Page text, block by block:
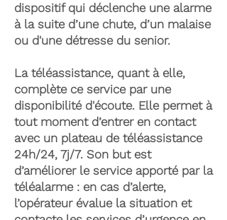
dispositif qui déclenche une alarme
à la suite d’une chute, d’un malaise
ou d'une détresse du senior.
La téléassistance, quant à elle,
complète ce service par une
disponibilité d'écoute. Elle permet à
tout moment d’entrer en contact
avec un plateau de téléassistance
24h/24, 7j/7. Son but est
d’améliorer le service apporté par la
téléalarme : en cas d’alerte,
l’opérateur évalue la situation et